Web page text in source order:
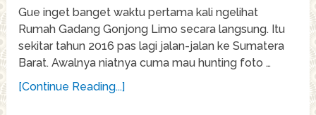
Gue inget banget waktu pertama kali ngelihat
Rumah Gadang Gonjong Limo secara langsung. Itu
sekitar tahun 2016 pas lagi jalan-jalan ke Sumatera
Barat. Awalnya niatnya cuma mau hunting foto …
[Continue Reading...]